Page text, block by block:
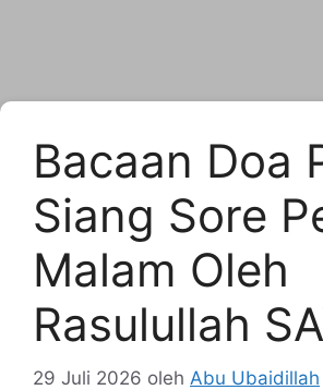
Bacaan Doa
Siang Sore
Malam Oleh
Rasulullah
29 Juli 2026 oleh Abu Ubaidillah